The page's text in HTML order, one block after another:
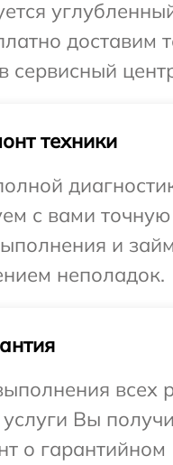
доставим
сервисный
техники
с вами
и
неполадок.
всех
Вы
о гарантийном